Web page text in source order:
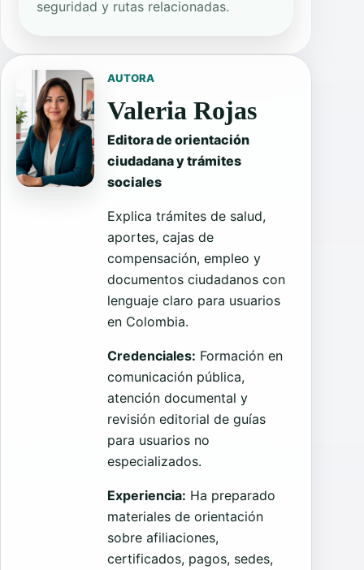
seguridad y rutas relacionadas.
AUTORA
Valeria Rojas
Editora de orientación
ciudadana y trámites
sociales
Explica trámites de salud,
aportes, cajas de
compensación, empleo y
documentos ciudadanos con
lenguaje claro para usuarios
en Colombia.
Credenciales: Formación en
comunicación pública,
atención documental y
revisión editorial de guías
para usuarios no
especializados.
Experiencia: Ha preparado
materiales de orientación
sobre afiliaciones,
certificados, pagos, sedes,